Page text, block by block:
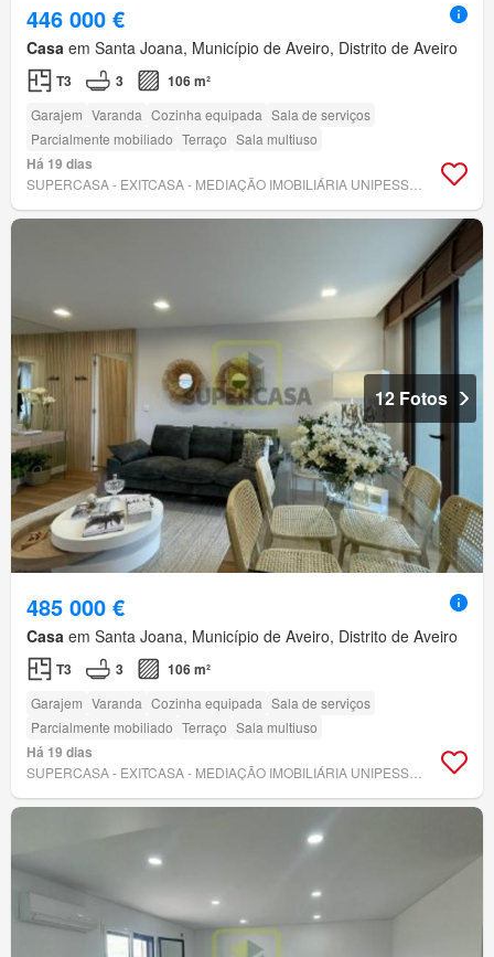
446 000 €
Casa em Santa Joana, Município de Aveiro, Distrito de Aveiro
T3 3 106 m²
Garajem Varanda Cozinha equipada Sala de serviços
Parcialmente mobiliado Terraço Sala multiuso
Há 19 dias
12 Fotos
485 000 €
Casa em Santa Joana, Município de Aveiro, Distrito de Aveiro
T3 3 106 m²
Garajem Varanda Cozinha equipada Sala de serviços
Parcialmente mobiliado Terraço Sala multiuso
Há 19 dias